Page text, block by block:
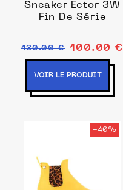
Sneaker Ector 3W
Fin De Série
130.00 € 100.00 €
VOIR LE PRODUIT
-40%